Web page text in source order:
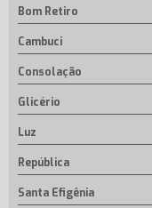
Bom Retiro
Cambuci
Consolação
Glicério
Luz
República
Santa Efigênia